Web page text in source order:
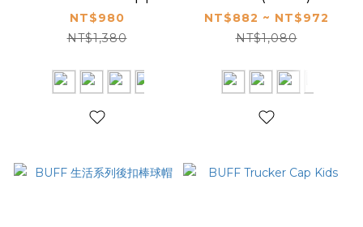
NT$980
NT$1,380
NT$882 ~ NT$972
NT$1,080